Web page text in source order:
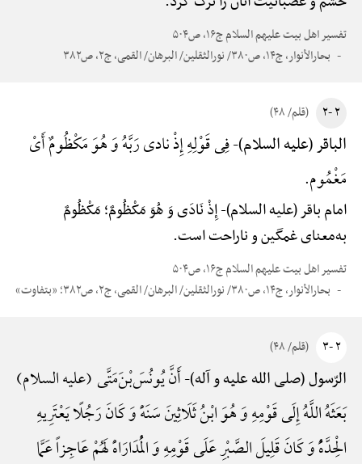
تفسیر اهل بیت علیهم السلام ج۱۶، ص۵۰۴
بحارالأنوار، ج۱۴، ص۳۸۰/ نورالثقلین/ البرهان/ القمی، ج۲، ص۳۸۲
۲ -۲ (قلم/ ۴۸)
الباقر (علیه السلام)-فِی قَوْلِهِ إِذْ نادی رَبَّهُ وَ هُوَ مَکْظُومٌ أَیْ
مَغْمُوم.
امام باقر (علیه السلام)-إِذْ نَادَی وَ هُوَ مَکْظُومٌ؛ مَکْظُومٌ
به‌معنای غمگین و ناراحت است.
تفسیر اهل بیت علیهم السلام ج۱۶، ص۵۰۴
بحارالأنوار، ج۱۴، ص۳۸۰/ نورالثقلین/ البرهان/ القمی، ج۲، ص۳۸۲؛ «بتفاوت»
۲ -۳ (قلم/ ۴۸)
الرّسول (صلی الله علیه و آله)-أَنَّ یُونُسَ‌بْنَ‌مَتَّی (علیه السلام)
بَعَثَهُ اللَّهُ إِلَی قَوْمِهِ وَ هُوَ ابْنُ ثَلَاثِینَ سَنَهًْ وَ کَانَ رَجُلًا یَعْتَرِیهِ
الْحِدَّهًُْ وَ کَانَ قَلِیلَ الصَّبْرِ عَلَی قَوْمِهِ وَ الْمُدَارَاهًْ لَهُمْ عَاجِزاً عَمَّا